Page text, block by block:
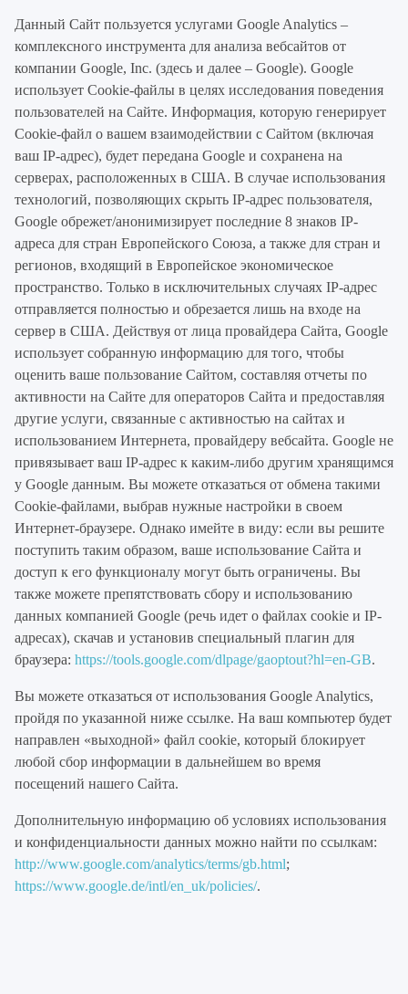
Данный Сайт пользуется услугами Google Analytics –
комплексного инструмента для анализа вебсайтов от
компании Google, Inc. (здесь и далее – Google). Google
использует Cookie-файлы в целях исследования поведения
пользователей на Сайте. Информация, которую генерирует
Cookie-файл о вашем взаимодействии с Сайтом (включая
ваш IP-адрес), будет передана Google и сохранена на
серверах, расположенных в США. В случае использования
технологий, позволяющих скрыть IP-адрес пользователя,
Google обрежет/анонимизирует последние 8 знаков IP-
адреса для стран Европейского Союза, а также для стран и
регионов, входящий в Европейское экономическое
пространство. Только в исключительных случаях IP-адрес
отправляется полностью и обрезается лишь на входе на
сервер в США. Действуя от лица провайдера Сайта, Google
использует собранную информацию для того, чтобы
оценить ваше пользование Сайтом, составляя отчеты по
активности на Сайте для операторов Сайта и предоставляя
другие услуги, связанные с активностью на сайтах и
использованием Интернета, провайдеру вебсайта. Google не
привязывает ваш IP-адрес к каким-либо другим хранящимся
у Google данным. Вы можете отказаться от обмена такими
Cookie-файлами, выбрав нужные настройки в своем
Интернет-браузере. Однако имейте в виду: если вы решите
поступить таким образом, ваше использование Сайта и
доступ к его функционалу могут быть ограничены. Вы
также можете препятствовать сбору и использованию
данных компанией Google (речь идет о файлах cookie и IP-
адресах), скачав и установив специальный плагин для
браузера: https://tools.google.com/dlpage/gaoptout?hl=en-GB.
Вы можете отказаться от использования Google Analytics,
пройдя по указанной ниже ссылке. На ваш компьютер будет
направлен «выходной» файл cookie, который блокирует
любой сбор информации в дальнейшем во время
посещений нашего Сайта.
Дополнительную информацию об условиях использования
и конфиденциальности данных можно найти по ссылкам:
http://www.google.com/analytics/terms/gb.html;
https://www.google.de/intl/en_uk/policies/.